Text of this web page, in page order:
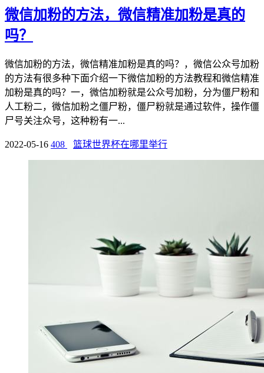
微信加粉的方法，微信精准加粉是真的
吗？
微信加粉的方法，微信精准加粉是真的吗？，微信公众号加粉
的方法有很多种下面介绍一下微信加粉的方法教程和微信精准
加粉是真的吗？一，微信加粉就是公众号加粉，分为僵尸粉和
人工粉二，微信加粉之僵尸粉，僵尸粉就是通过软件，操作僵
尸号关注众号，这种粉有一...
2022-05-16 408 篮球世界杯在哪里举行